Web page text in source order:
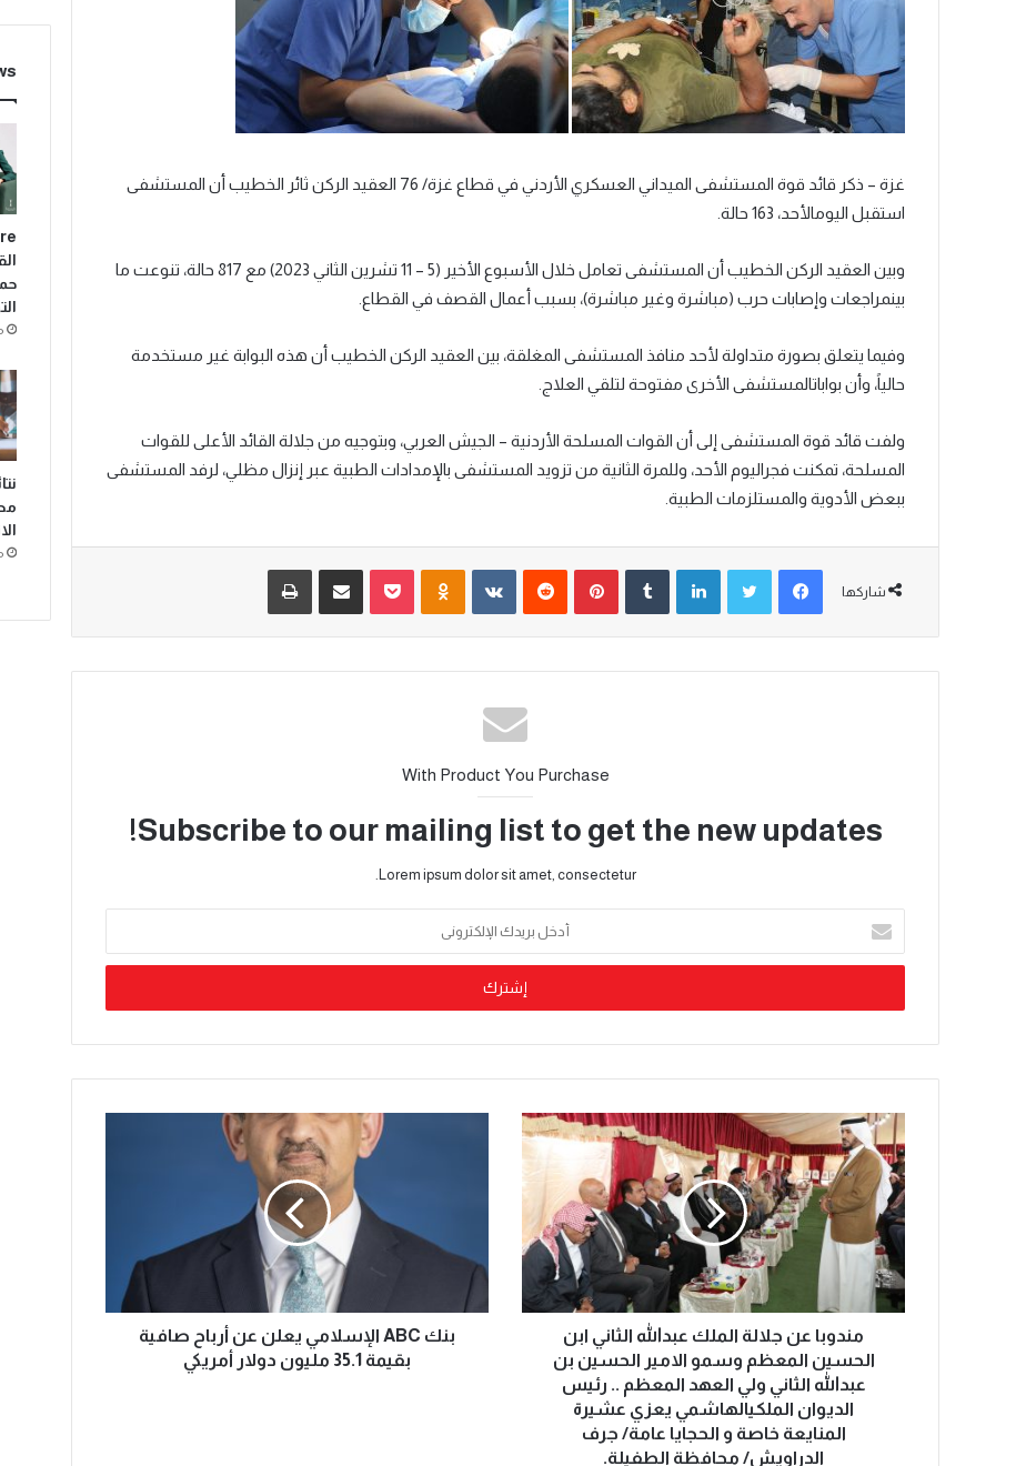
غزة – ذكر قائد قوة المستشفى الميداني العسكري الأردني في قطاع غزة/ 76 العقيد الركن ثائر الخطيب أن المستشفى
استقبل اليومالأحد، حالة
وبين العقيد الركن الخطيب أن المستشفى تعامل خلال الأسبوع الأخير (
5 – 11 تشرين الثاني ) مع حالة، تنوعت ما
بينمراجعات وإصابات حرب (مباشرة وغير مباشرة)، بسبب أعمال القصف في القطاع
وفيما يتعلق بصورة متداولة لأحد منافذ المستشفى المغلقة، بين العقيد الركن الخطيب أن هذه البوابة غير مستخدمة
حالياً، وأن بواباتالمستشفى الأخرى مفتوحة لتلقي العلاج
ولفت قائد قوة المستشفى إلى أن القوات المسلحة الأردنية – الجيش العربي، وبتوجيه من جلالة القائد الأعلى للقوات
المسلحة، تمكنت فجراليوم الأحد، وللمرة الثانية من تزويد المستشفى بالإمدادات الطبية عبر إنزال مظلي، لرفد المستشفى
ببعض الأدوية والمستلزمات الطبية
شاركها
With Product You Purchase
Subscribe to our mailing list to get the new updates!
Lorem ipsum dolor sit amet, consectetur.
مندوبا عن جلالة الملك عبدالله الثاني ابن
الحسين المعظم وسمو الامير الحسين بن
عبدالله الثاني ولي العهد المعظم .. رئيس
الديوان الملكيالهاشمي يعزي عشيرة
المنايعة خاصة و الحجايا عامة/ جرف
الدراويش/ محافظة الطفيلة.
بنك ABC الإسلامي يعلن عن أرباح صافية
بقيمة 35.1 مليون دولار أمريكي